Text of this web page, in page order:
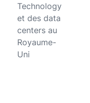
Technology
et des data
centers au
Royaume-
Uni